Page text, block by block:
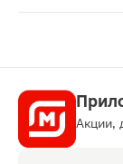
Акции,